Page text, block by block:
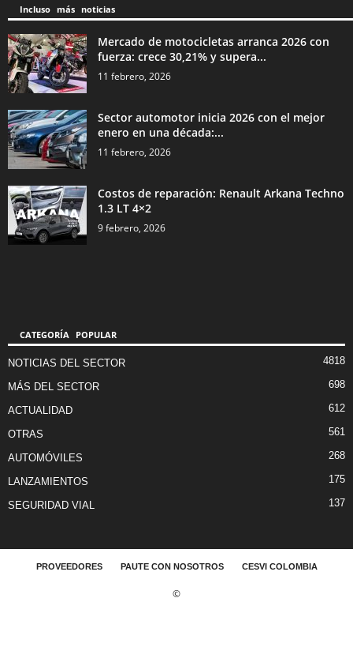
Incluso más noticias
Mercado de motocicletas arranca 2026 con
fuerza: crece 30,21% y supera...
11 febrero, 2026
Sector automotor inicia 2026 con el mejor
enero en una década:...
11 febrero, 2026
Costos de reparación: Renault Arkana Techno
1.3 LT 4×2
9 febrero, 2026
CATEGORÍA POPULAR
NOTICIAS DEL SECTOR 4818
MÁS DEL SECTOR 698
ACTUALIDAD 612
OTRAS 561
AUTOMÓVILES 268
LANZAMIENTOS 175
SEGURIDAD VIAL 137
PROVEEDORES PAUTE CON NOSOTROS CESVI COLOMBIA
©